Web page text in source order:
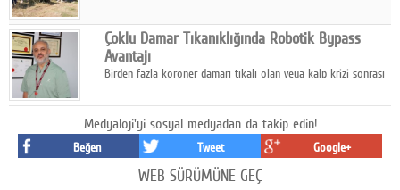
yürüttüğü iyi tarım ve onarıcı tarım uygulamalarının ilk hasadını
gerçekleştirdi.
Çoklu Damar Tıkanıklığında Robotik Bypass
Avantajı
Birden fazla koroner damarı tıkalı olan veya kalp krizi sonrası
cerrahisi önemli bir tedavi seçeneği olarak öne çıkıyor.
Medyaloji'yi sosyal medyadan da takip edin!
Beğen Tweet Google+
WEB SÜRÜMÜNE GEÇ